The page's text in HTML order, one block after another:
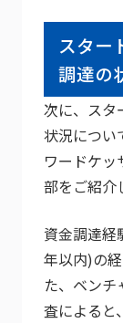
スター
調達の
次に、スタ
状況につい
ワードケ
部をご紹介
資金調達経
年以内)の
た、ベン
査によると、